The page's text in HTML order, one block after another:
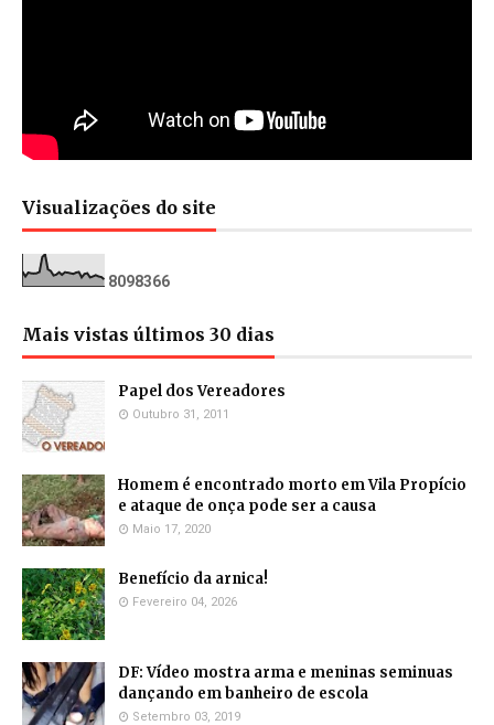
Visualizações do site
8098366
Mais vistas últimos 30 dias
Papel dos Vereadores
Outubro 31, 2011
Homem é encontrado morto em Vila Propício
e ataque de onça pode ser a causa
Maio 17, 2020
Benefício da arnica!
Fevereiro 04, 2026
DF: Vídeo mostra arma e meninas seminuas
dançando em banheiro de escola
Setembro 03, 2019